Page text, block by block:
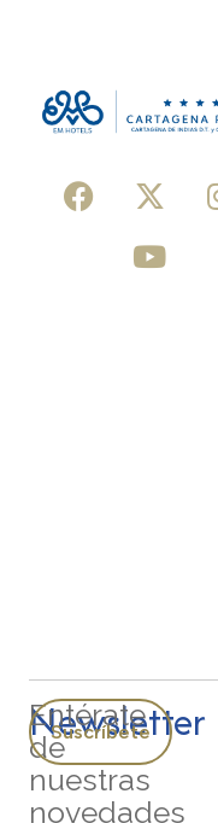
Newsletter
Entérate
de
nuestras
novedades
Suscríbete